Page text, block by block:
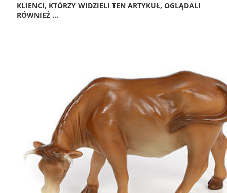
KLIENCI, KTÓRZY WIDZIELI TEN ARTYKUŁ, OGLĄDALI
RÓWNIEŻ ...